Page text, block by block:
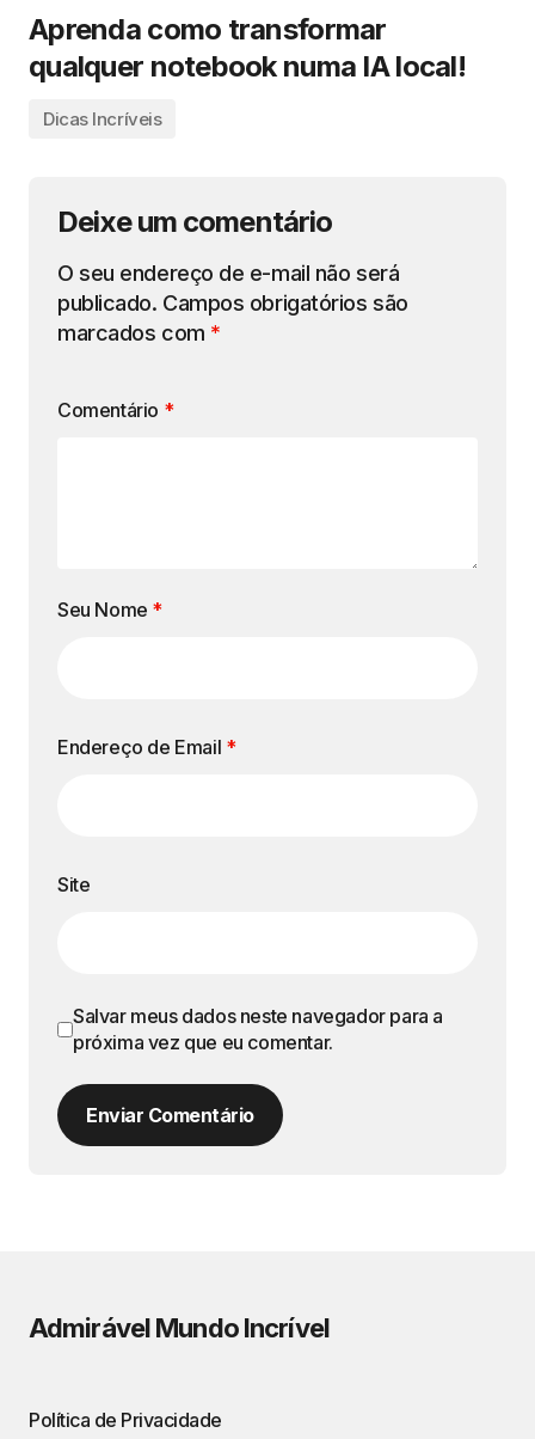
Aprenda como transformar
qualquer notebook numa IA local!
Dicas Incríveis
Deixe um comentário
O seu endereço de e-mail não será
publicado. Campos obrigatórios são
marcados com *
Comentário *
Seu Nome *
Endereço de Email *
Site
Salvar meus dados neste navegador para a
próxima vez que eu comentar.
Enviar Comentário
Admirável Mundo Incrível
Política de Privacidade